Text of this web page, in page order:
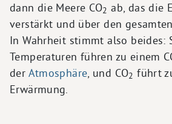
dann die Meere CO2 ab, das die
verstärkt und über den
In Wahrheit stimmt also beides:
Temperaturen führen zu einem
der Atmosphäre, und CO2 führt
Erwärmung.